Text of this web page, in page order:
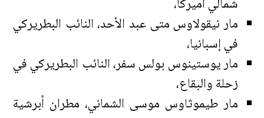
شمالي أميركا،
مار نيقولاوس متى عبد الأحد، النائب البطريركي
في إسبانيا،
مار يوستينوس بولس سفر، النائب البطريركي في
زحلة والبقاع،
مار طيموثاوس موسى الشماني، مطران أبرشية